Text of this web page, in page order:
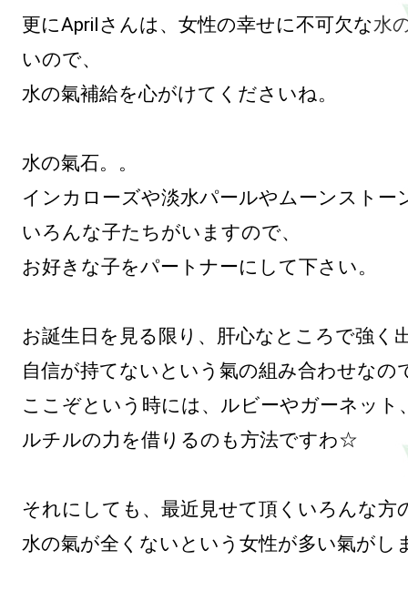
更にAprilさんは、女性の幸せに不可欠な水
いので、
水の氣補給を心がけてくださいね。
水の氣石。。
インカローズや淡水パールやムーンストー
いろんな子たちがいますので、
お好きな子をパートナーにして下さい。
お誕生日を見る限り、肝心なところで強く
自信が持てないという氣の組み合わせなの
ここぞという時には、ルビーやガーネット
ルチルの力を借りるのも方法ですわ☆
それにしても、最近見せて頂くいろんな方
水の氣が全くないという女性が多い氣がし